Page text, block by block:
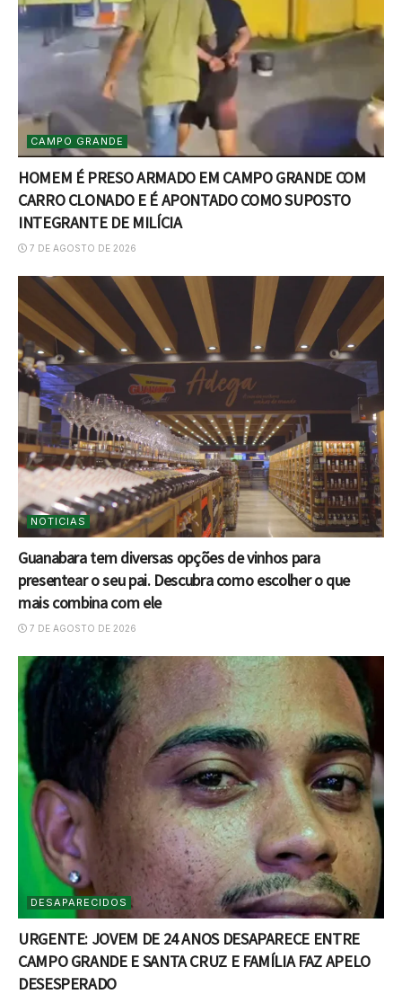
CAMPO GRANDE
HOMEM É PRESO ARMADO EM CAMPO GRANDE COM
CARRO CLONADO E É APONTADO COMO SUPOSTO
INTEGRANTE DE MILÍCIA
7 DE AGOSTO DE 2026
NOTICIAS
Guanabara tem diversas opções de vinhos para
presentear o seu pai. Descubra como escolher o que
mais combina com ele
7 DE AGOSTO DE 2026
DESAPARECIDOS
URGENTE: JOVEM DE 24 ANOS DESAPARECE ENTRE
CAMPO GRANDE E SANTA CRUZ E FAMÍLIA FAZ APELO
DESESPERADO